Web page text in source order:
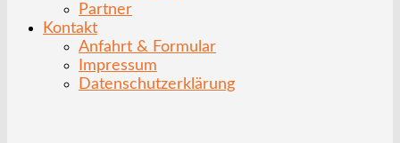
Partner
Kontakt
Anfahrt & Formular
Impressum
Datenschutzerklärung